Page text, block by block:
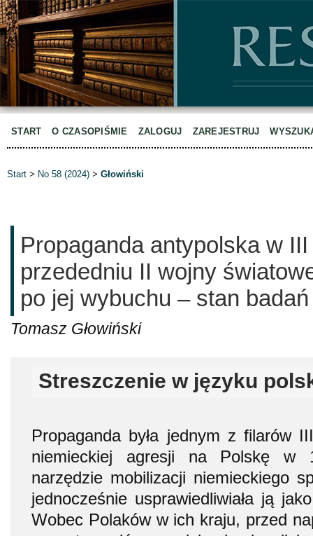
START O CZASOPIŚMIE ZALOGUJ ZAREJESTRUJ
Start > No 58 (2024) > Głowiński
Propaganda antypolska w
przededniu II wojny
po jej wybuchu – stan badań
Tomasz Głowiński
Streszczenie w języku
Propaganda była jednym z filarów
niemieckiej agresji na Polskę w
narzędzie mobilizacji niemieckiego
jednocześnie usprawiedliwiała ją
Wobec Polaków w ich kraju, przed